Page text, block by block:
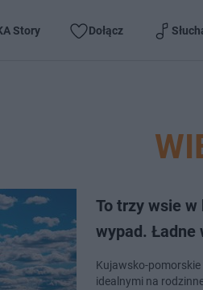
Story Dołącz
To trzy wsie
wypad. Ładne
Kujawsko-
idealnymi na